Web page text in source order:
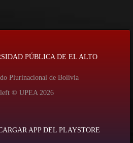
PÚBLICA DE EL ALTO
Plurinacional de Bolivia
© UPEA 2026
APP DEL PLAYSTORE